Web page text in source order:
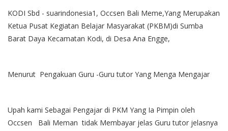
KODI Sbd - suarindonesia1, Occsen Bali Meme,Yang Merupakan
Ketua Pusat Kegiatan Belajar Masyarakat (PKBM)di Sumba
Barat Daya Kecamatan Kodi, di Desa Ana Engge,
Menurut Pengakuan Guru -Guru tutor Yang Menga Mengajar
Upah kami Sebagai Pengajar di PKM Yang Ia Pimpin oleh
Occsen Bali Meman tidak Membayar jelas Guru tutor jelasnya